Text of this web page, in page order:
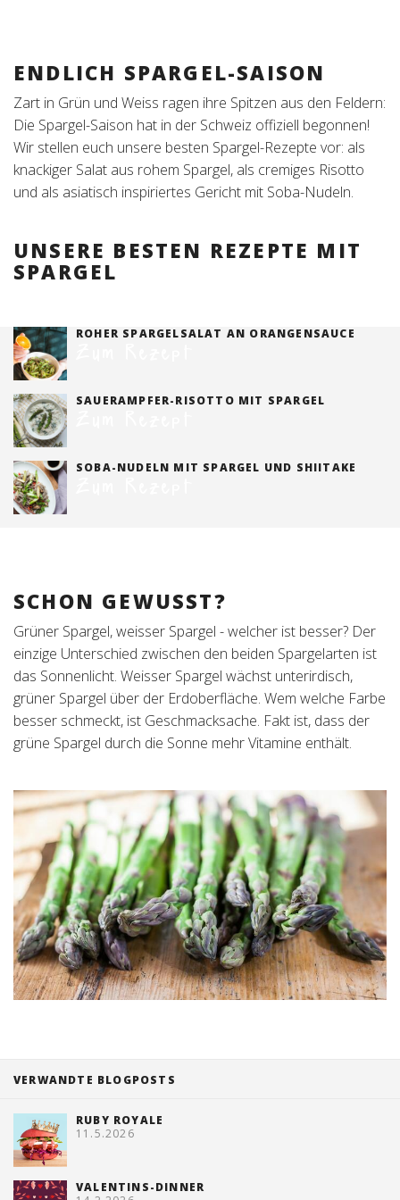
Login
Schweiz (DE)
ENDLICH SPARGEL-SAISON
Zart in Grün und Weiss ragen ihre Spitzen aus den Feldern:
Die Spargel-Saison hat in der Schweiz offiziell begonnen!
Wir stellen euch unsere besten Spargel-Rezepte vor: als
knackiger Salat aus rohem Spargel, als cremiges Risotto
und als asiatisch inspiriertes Gericht mit Soba-Nudeln.
UNSERE BESTEN REZEPTE MIT
SPARGEL
ROHER SPARGELSALAT AN ORANGENSAUCE
SAUERAMPFER-RISOTTO MIT SPARGEL
SOBA-NUDELN MIT SPARGEL UND SHIITAKE
SCHON GEWUSST?
Grüner Spargel, weisser Spargel - welcher ist besser? Der
einzige Unterschied zwischen den beiden Spargelarten ist
das Sonnenlicht. Weisser Spargel wächst unterirdisch,
grüner Spargel über der Erdoberfläche. Wem welche Farbe
besser schmeckt, ist Geschmacksache. Fakt ist, dass der
grüne Spargel durch die Sonne mehr Vitamine enthält.
VERWANDTE BLOGPOSTS
RUBY ROYALE
11.5.2026
VALENTINS-DINNER